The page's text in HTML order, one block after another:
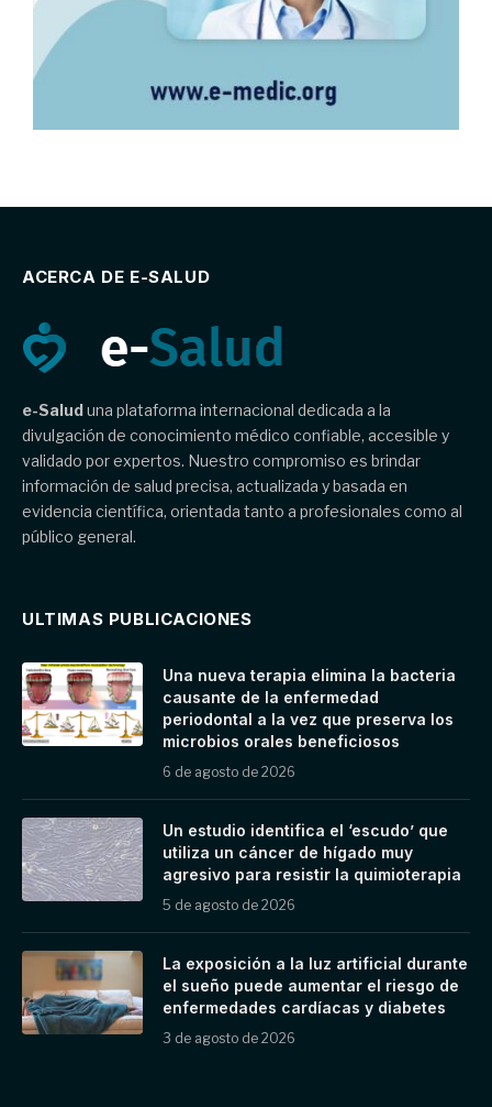
ACERCA DE E-SALUD
e-Saluduna plataforma internacional dedicada a la
divulgación de conocimiento médico confiable, accesible y
validado por expertos. Nuestro compromiso es brindar
información de salud precisa, actualizada y basada en
evidencia científica, orientada tanto a profesionales como al
público general.
ULTIMAS PUBLICACIONES
Una nueva terapia elimina la bacteria
causante de la enfermedad
periodontal a la vez que preserva los
microbios orales beneficiosos
6 de agosto de 2026
Un estudio identifica el ‘escudo’ que
utiliza un cáncer de hígado muy
agresivo para resistir la quimioterapia
5 de agosto de 2026
La exposición a la luz artificial durante
el sueño puede aumentar el riesgo de
enfermedades cardíacas y diabetes
3 de agosto de 2026